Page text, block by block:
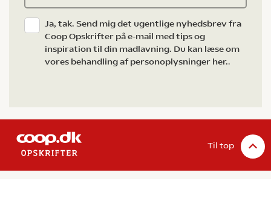
Ja, tak. Send mig det ugentlige nyhedsbrev fra
Coop Opskrifter på e-mail med tips og
inspiration til din madlavning. Du kan læse om
vores behandling af personoplysninger her..
Til top